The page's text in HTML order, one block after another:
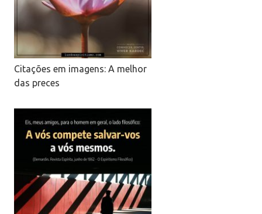
Citações em imagens: A melhor
das preces